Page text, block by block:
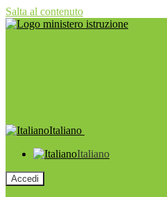
Salta al contenuto
Italiano
Italiano
Accedi